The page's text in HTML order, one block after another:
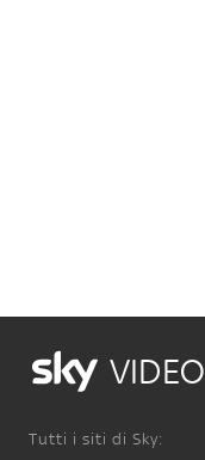
VIDEO
Tutti i siti di Sky: